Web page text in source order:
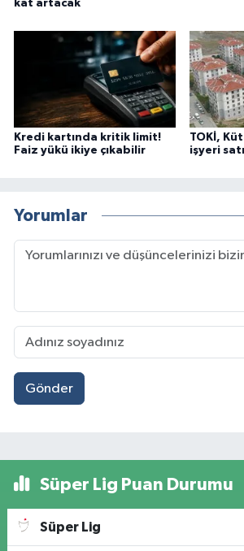
kat artacak
Kredi kartında kritik limit!
Faiz yükü ikiye çıkabilir
TOKİ,
işyeri
Yorumlar
Gönder
Süper Lig Puan Durumu
Süper Lig